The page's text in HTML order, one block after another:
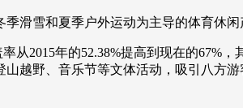
雪和夏季户外运动为主导的体育休闲
年的52.38%提高到现在的67%，
越野、音乐节等文体活动，吸引八方